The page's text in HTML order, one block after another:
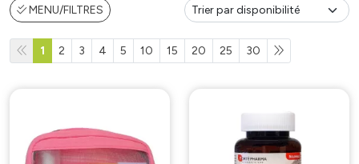
MENU/FILTRES
1 2 3 4 5 10 15 20 25 30